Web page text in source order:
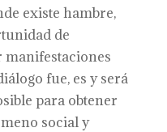
existe hambre,
de
manifestaciones
fue, es y será
para obtener
social y